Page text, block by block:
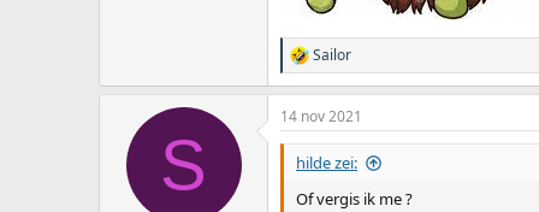
W
a
a
r
d
Sailor
S
14 nov 2021
hilde zei:
Of vergis ik me ?